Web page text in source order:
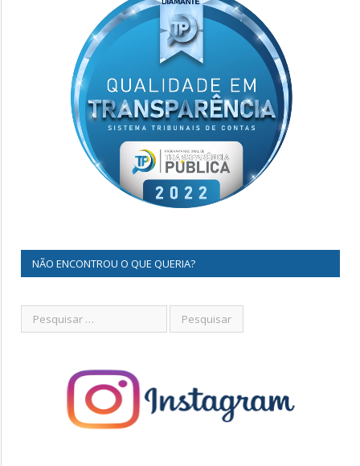
NÃO ENCONTROU O QUE QUERIA?